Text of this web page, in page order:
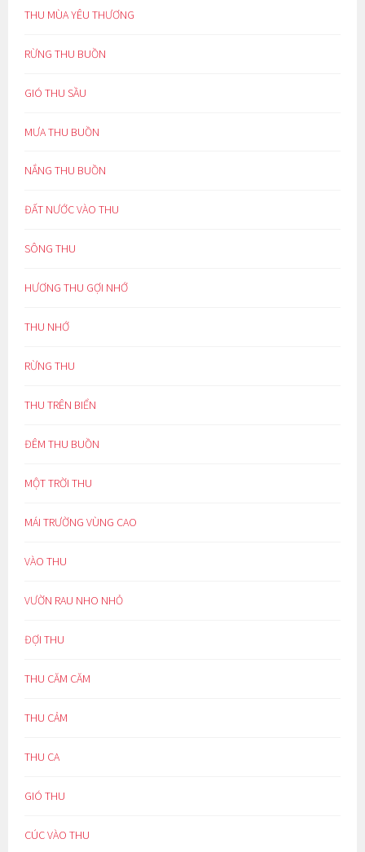
THU MÙA YÊU THƯƠNG
RỪNG THU BUỒN
GIÓ THU SẦU
MƯA THU BUỒN
NẮNG THU BUỒN
ĐẤT NƯỚC VÀO THU
SÔNG THU
HƯƠNG THU GỢI NHỚ
THU NHỚ
RỪNG THU
THU TRÊN BIỂN
ĐÊM THU BUỒN
MỘT TRỜI THU
MÁI TRƯỜNG VÙNG CAO
VÀO THU
VƯỜN RAU NHO NHỎ
ĐỢI THU
THU CĂM CĂM
THU CẢM
THU CA
GIÓ THU
CÚC VÀO THU